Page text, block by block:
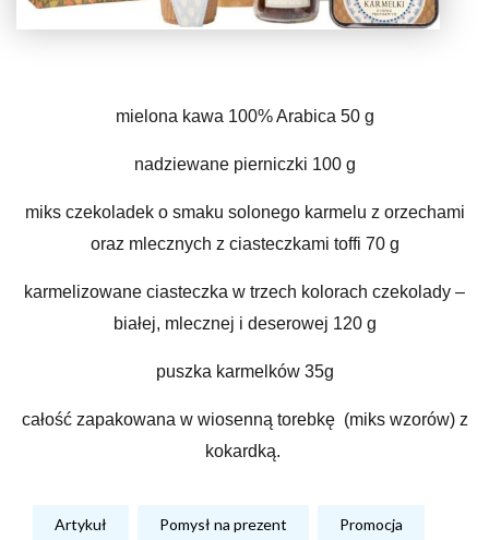
mielona kawa 100% Arabica 50 g
nadziewane pierniczki 100 g
miks czekoladek o smaku solonego karmelu z orzechami
oraz mlecznych z ciasteczkami toffi 70 g
karmelizowane ciasteczka w trzech kolorach czekolady –
białej, mlecznej i deserowej 120 g
puszka karmelków 35g
całość zapakowana w wiosenną torebkę (miks wzorów) z
kokardką.
Artykuł Pomysł na prezent Promocja